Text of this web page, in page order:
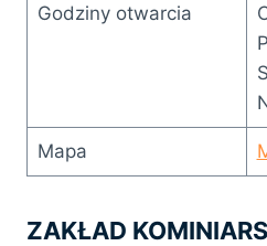
Godziny otwarcia
Mapa
ZAKŁAD